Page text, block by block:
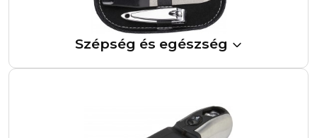
Szépség és egészség